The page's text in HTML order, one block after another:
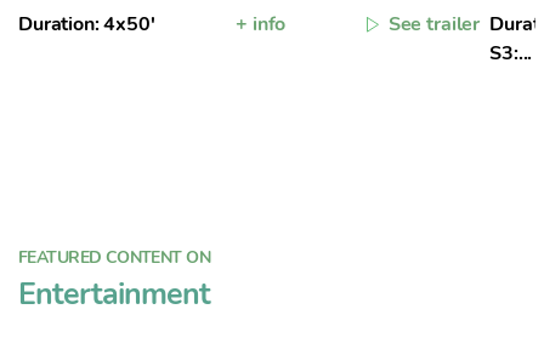
Duration: 4x50' + info See trailer
S3:...
FEATURED CONTENT ON
Entertainment